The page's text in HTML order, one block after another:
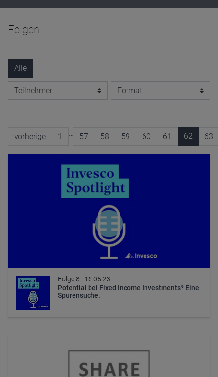
Folgen
Alle
vorherige 1 57 58 59 60 61 62 63
Folge 8 | 16.05.23
Potential bei Fixed Income Investments? Eine
Spurensuche.